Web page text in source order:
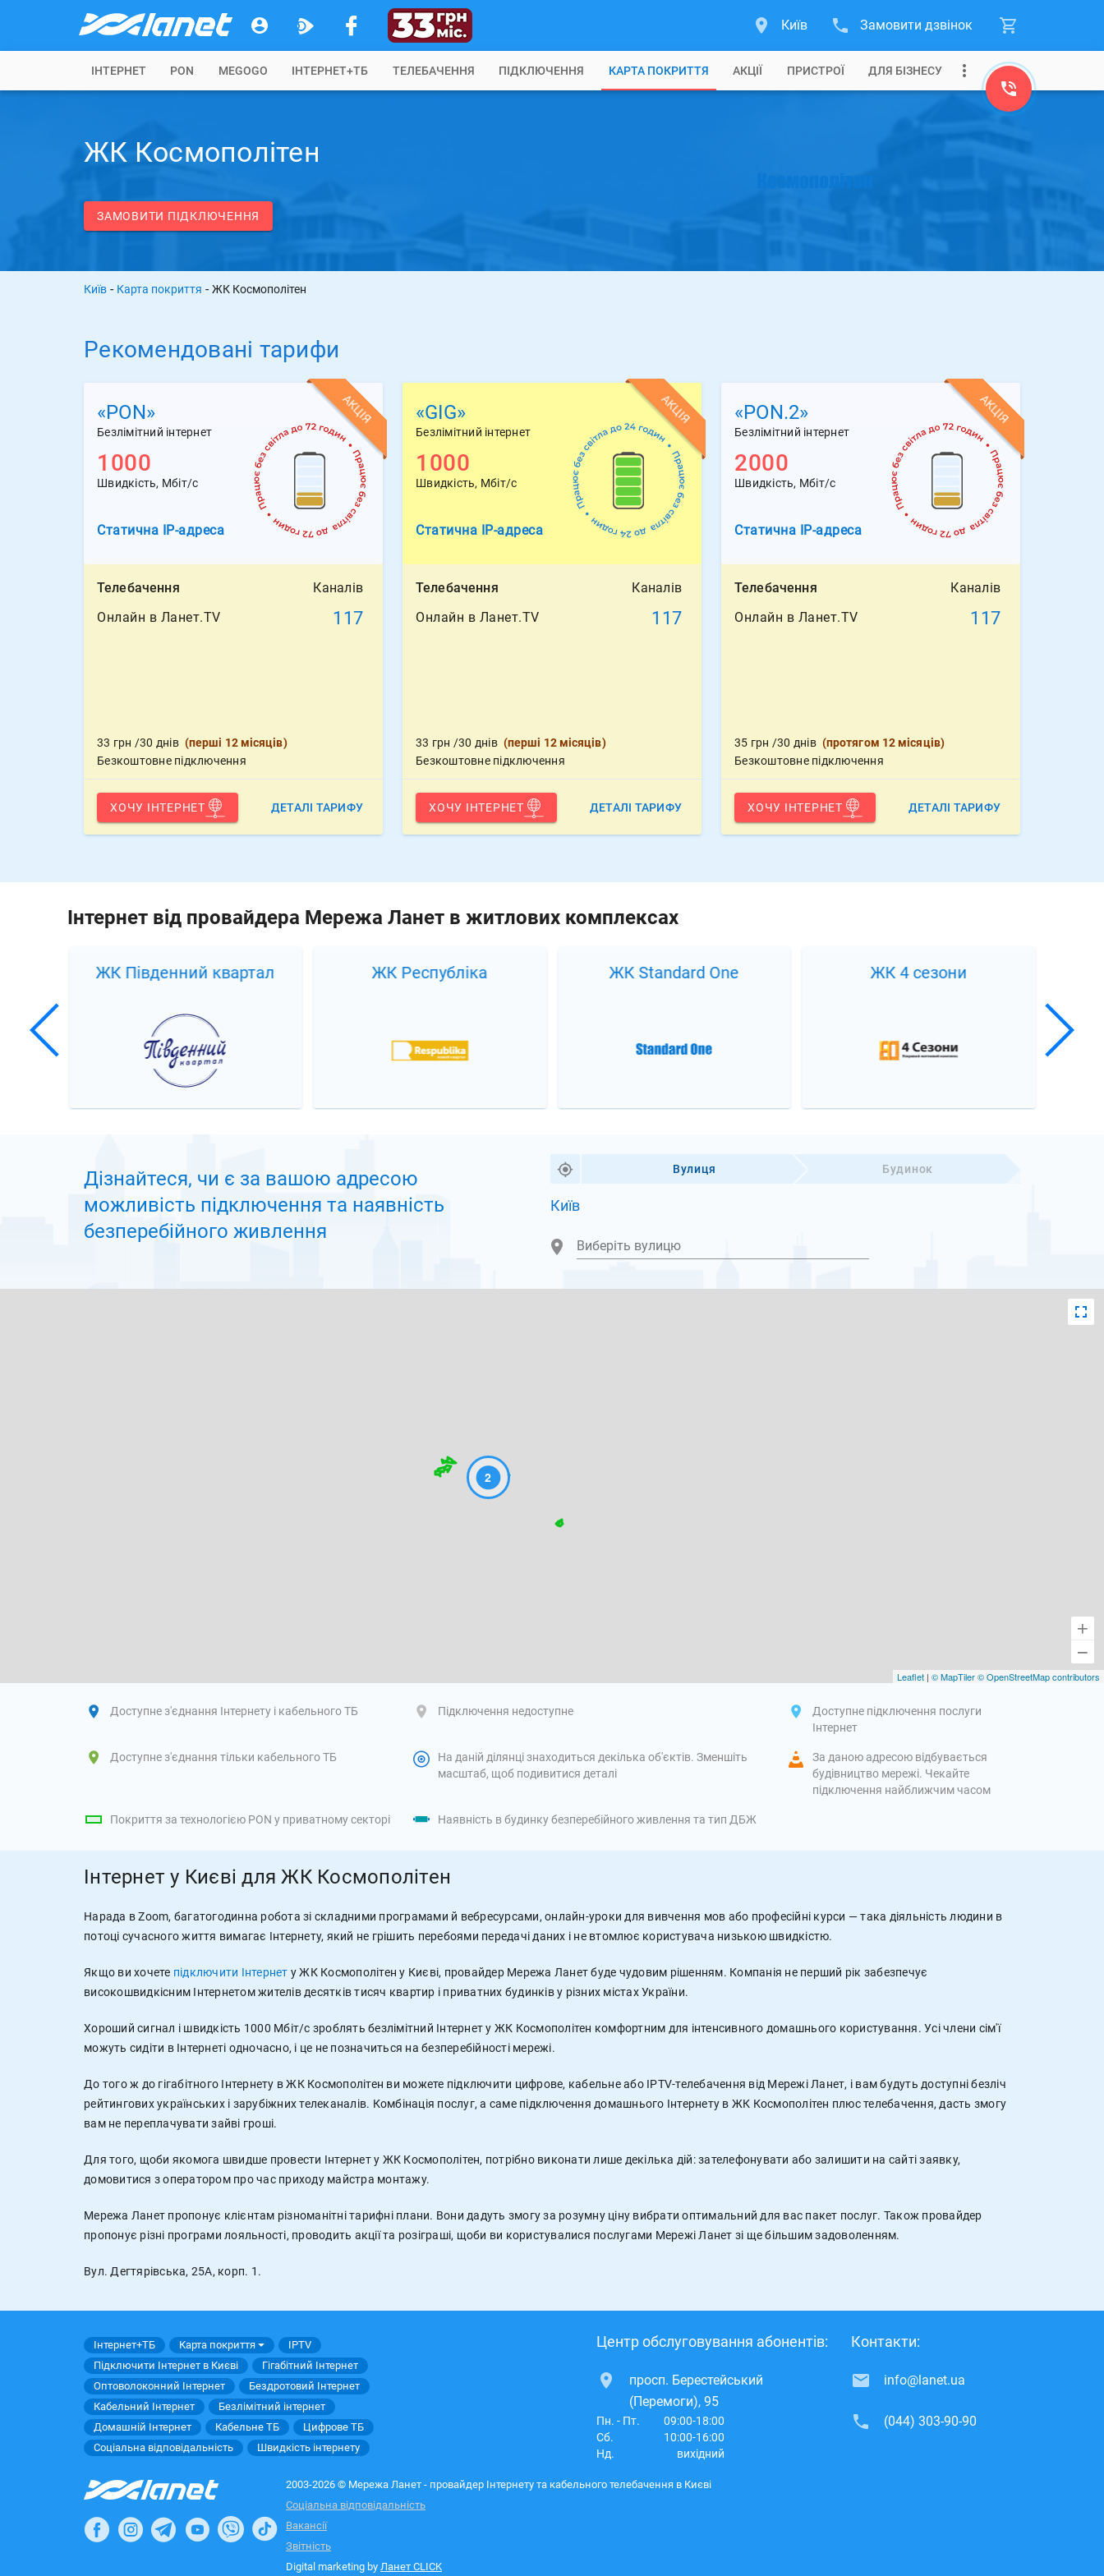
Київ Замовити дзвінок
IНТЕРНЕТ PON MEGOGO ІНТЕРНЕТ+ТБ ТЕЛЕБАЧЕННЯ ПІДКЛЮЧЕННЯ КАРТА ПОКРИТТЯ АКЦІЇ ПРИСТРОЇ ДЛЯ БІЗНЕСУ
ЖК Космополітен
ЗАМОВИТИ ПІДКЛЮЧЕННЯ
Київ - Карта покриття - ЖК Космополітен
Рекомендовані тарифи
АКЦІЯ
«PON»
Безлімітний інтернет
1000
Швидкість, Мбіт/с
Статична IP-адреса
Телебачення
Каналів
Онлайн в Ланет.TV
117
33 грн /30 днів (перші 12 місяців)
Безкоштовне підключення
ХОЧУ ІНТЕРНЕТ ДЕТАЛІ ТАРИФУ
АКЦІЯ
«GIG»
Безлімітний інтернет
1000
Швидкість, Мбіт/с
Статична IP-адреса
Телебачення
Каналів
Онлайн в Ланет.TV
117
33 грн /30 днів (перші 12 місяців)
Безкоштовне підключення
ХОЧУ ІНТЕРНЕТ ДЕТАЛІ ТАРИФУ
АКЦІЯ
«PON.2»
Безлімітний інтернет
2000
Швидкість, Мбіт/с
Статична IP-адреса
Телебачення
Каналів
Онлайн в Ланет.TV
117
35 грн /30 днів (протягом 12 місяців)
Безкоштовне підключення
ХОЧУ ІНТЕРНЕТ ДЕТАЛІ ТАРИФУ
Інтернет від провайдера Мережа Ланет в житлових комплексах
ЖК Південний квартал ЖК Республіка ЖК Standard One ЖК 4 сезони
Дізнайтеся, чи є за вашою адресою
можливiсть підключення та наявність
безперебійного живлення
Вулиця Будинок
Київ
Виберіть вулицю
2
Leaflet | © MapTiler© OpenStreetMap contributors
Доступне з'єднання Інтернету і кабельного ТБ Підключення недоступне
Доступне підключення послуги
Інтернет
Доступне з'єднання тільки кабельного ТБ
На даній ділянці знаходиться декілька об'єктів. Зменшіть
масштаб, щоб подивитися деталі
За даною адресою відбувається
будівництво мережі. Чекайте
підключення найближчим часом
Покриття за технологією PON у приватному секторі Наявність в будинку безперебійного живлення та тип ДБЖ
Інтернет у Києві для ЖК Космополітен
Нарада в Zoom, багатогодинна робота зі складними програмами й вебресурсами, онлайн-уроки для вивчення мов або професійні курси — така діяльність людини в
потоці сучасного життя вимагає Інтернету, який не грішить перебоями передачі даних і не втомлює користувача низькою швидкістю.
Якщо ви хочете підключити Інтернет у ЖК Космополітен у Києві, провайдер Мережа Ланет буде чудовим рішенням. Компанія не перший рік забезпечує
високошвидкісним Інтернетом жителів десятків тисяч квартир і приватних будинків у різних містах України.
Хороший сигнал і швидкість 1000 Мбіт/с зроблять безлімітний Інтернет у ЖК Космополітен комфортним для інтенсивного домашнього користування. Усі члени сім'ї
можуть сидіти в Інтернеті одночасно, і це не позначиться на безперебійності мережі.
До того ж до гігабітного Інтернету в ЖК Космополітен ви можете підключити цифрове, кабельне або IPTV-телебачення від Мережі Ланет, і вам будуть доступні безліч
рейтингових українських і зарубіжних телеканалів. Комбінація послуг, а саме підключення домашнього Інтернету в ЖК Космополітен плюс телебачення, дасть змогу
вам не переплачувати зайві гроші.
Для того, щоби якомога швидше провести Інтернет у ЖК Космополітен, потрібно виконати лише декілька дій: зателефонувати або залишити на сайті заявку,
домовитися з оператором про час приходу майстра монтажу.
Мережа Ланет пропонує клієнтам різноманітні тарифні плани. Вони дадуть змогу за розумну ціну вибрати оптимальний для вас пакет послуг. Також провайдер
пропонує різні програми лояльності, проводить акції та розіграші, щоби ви користувалися послугами Мережі Ланет зі ще більшим задоволенням.
Вул. Дегтярівська, 25А, корп. 1.
2003-2026 © Мережа Ланет - провайдер Інтернету та кабельного телебачення в Києві
Соціальна відповідальність
Вакансії
Звітність
Digital marketing by Ланет CLICK
Центр обслуговування абонентів:
просп. Берестейський
(Перемоги), 95
Пн. - Пт.
09:00-18:00
Сб.
10:00-16:00
Нд.
вихідний
Контакти:
info@lanet.ua
(044) 303-90-90
Інтернет+ТБ Карта покриття
IPTV
Підключити Інтернет в Києві
Гігабітний Інтернет
Оптоволоконний Інтернет
Бездротовий Інтернет
Кабельний Інтернет
Безлімітний інтернет
Домашній Інтернет
Кабельне ТБ
Цифрове ТБ
Соціальна відповідальність
Швидкість інтернету